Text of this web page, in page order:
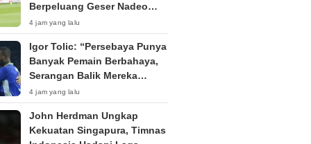
Berpeluang Geser Nadeo
Argawinata di Bawah Mistar
Timnas Indonesia
4 jam yang lalu
Igor Tolic: “Persebaya Punya
Banyak Pemain Berbahaya,
Serangan Balik Mereka
Sangat Bagus”
4 jam yang lalu
John Herdman Ungkap
Kekuatan Singapura, Timnas